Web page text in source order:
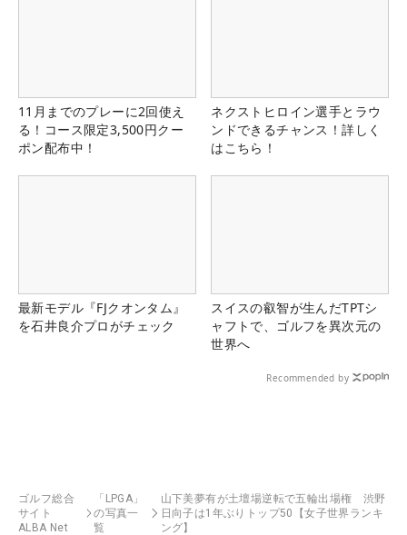
11月までのプレーに2回使え
る！コース限定3,500円クー
ポン配布中！
ネクストヒロイン選手とラウ
ンドできるチャンス！詳しく
はこちら！
最新モデル『FJクオンタム』
を石井良介プロがチェック
スイスの叡智が生んだTPTシ
ャフトで、ゴルフを異次元の
世界へ
Recommended by
ゴルフ総合
サイト
ALBA Net
「LPGA」
の写真一
覧
山下美夢有が土壇場逆転で五輪出場権 渋野
日向子は1年ぶりトップ50【女子世界ランキ
ング】